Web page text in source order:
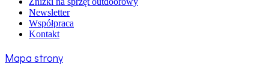
Newsletter
Współpraca
Kontakt
Mapa strony